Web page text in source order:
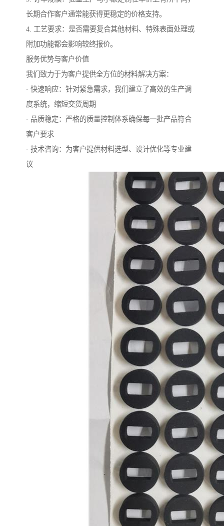
长期合作客户通常能获得更稳定的价格支持。
4. 工艺要求：是否需要复合其他材料、特殊表面处理或
附加功能都会影响较终报价。
服务优势与客户价值
我们致力于为客户提供全方位的材料解决方案：
- 快速响应：针对紧急需求，我们建立了高效的生产调
度系统，缩短交货周期
- 品质稳定：严格的质量控制体系确保每一批产品符合
客户要求
- 技术咨询：为客户提供材料选型、设计优化等专业建
议